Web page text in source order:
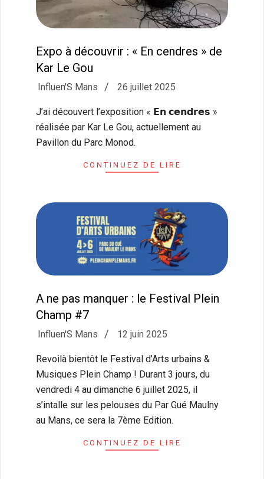
Expo à découvrir : « En cendres » de
Kar Le Gou
2025-
26
Influen'S Mans 26 juillet 2025
J’ai découvert l’exposition « 𝗘𝗻 𝗰𝗲𝗻𝗱𝗿𝗲𝘀 »
réalisée par Kar Le Gou, actuellement au
Pavillon du Parc Monod.
CONTINUEZ DE LIRE
A ne pas manquer : le Festival Plein
Champ #7
2025-
12
Influen'S Mans 12 juin 2025
Revoilà bientôt le Festival d’Arts urbains &
Musiques Plein Champ ! Durant 3 jours, du
vendredi 4 au dimanche 6 juillet 2025, il
s’intalle sur les pelouses du Par Gué Maulny
au Mans, ce sera la 7ème Edition.
CONTINUEZ DE LIRE